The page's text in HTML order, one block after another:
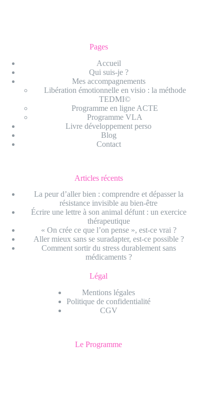
Pages
Accueil
Qui suis-je ?
Mes accompagnements
Libération émotionnelle en visio : la méthode
TEDMI©
Programme en ligne ACTE
Programme VLA
Livre développement perso
Blog
Contact
Articles récents
La peur d’aller bien : comprendre et dépasser la
résistance invisible au bien-être
Écrire une lettre à son animal défunt : un exercice
thérapeutique
« On crée ce que l’on pense », est-ce vrai ?
Aller mieux sans se suradapter, est-ce possible ?
Comment sortir du stress durablement sans
médicaments ?
Légal
Mentions légales
Politique de confidentialité
CGV
Le Programme